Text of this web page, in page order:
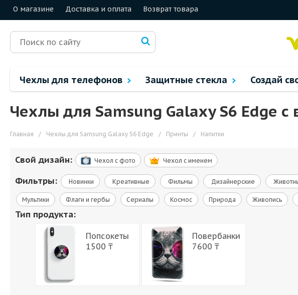
О магазине Доставка и оплата Возврат товара
Чехлы для телефонов Защитные стекла Создай
Чехлы для Samsung Galaxy S6 Edge
Главная / Чехлы для Samsung Galaxy S6 Edge / Принты / Напитки
Свой дизайн: Чехол c фото Чехол c именем
Фильтры: Новинки Креативные Фильмы Дизайнерские
Мультики Флаги и гербы Сериалы Космос Природа Живопись
Тип продукта:
Попсокеты
1500 ₸
Повербанки
7600 ₸